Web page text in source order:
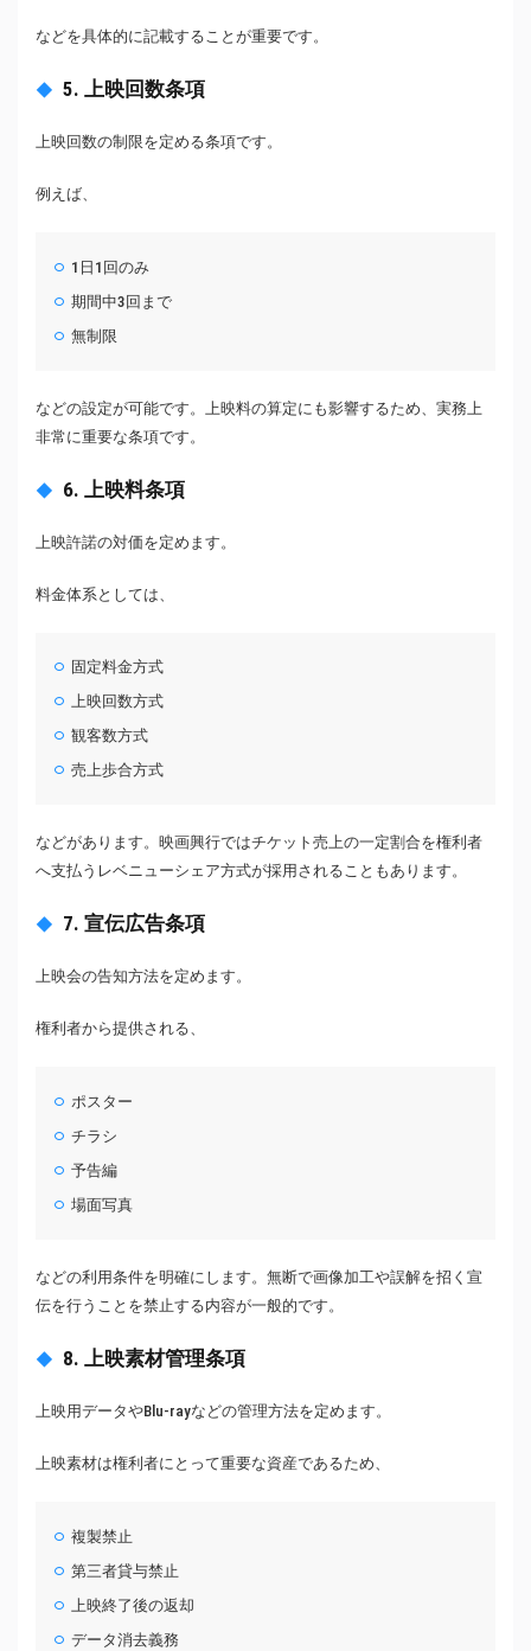
などを具体的に記載することが重要です。
5. 上映回数条項
上映回数の制限を定める条項です。
例えば、
1日1回のみ
期間中3回まで
無制限
などの設定が可能です。上映料の算定にも影響するため、実務上
非常に重要な条項です。
6. 上映料条項
上映許諾の対価を定めます。
料金体系としては、
固定料金方式
上映回数方式
観客数方式
売上歩合方式
などがあります。映画興行ではチケット売上の一定割合を権利者
へ支払うレベニューシェア方式が採用されることもあります。
7. 宣伝広告条項
上映会の告知方法を定めます。
権利者から提供される、
ポスター
チラシ
予告編
場面写真
などの利用条件を明確にします。無断で画像加工や誤解を招く宣
伝を行うことを禁止する内容が一般的です。
8. 上映素材管理条項
上映用データやBlu-rayなどの管理方法を定めます。
上映素材は権利者にとって重要な資産であるため、
複製禁止
第三者貸与禁止
上映終了後の返却
データ消去義務